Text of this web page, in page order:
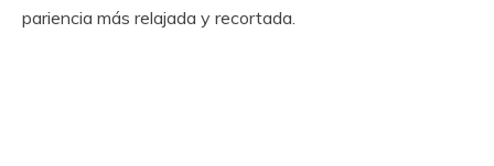
pariencia más relajada y recortada.